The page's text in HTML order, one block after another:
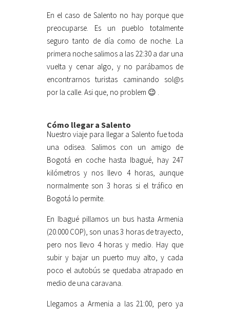
En el caso de Salento no hay porque que
preocuparse. Es un pueblo totalmente
seguro tanto de día como de noche. La
primera noche salimos a las 22:30 a dar una
vuelta y cenar algo, y no parábamos de
encontrarnos turistas caminando sol@s
por la calle. Asi que, no problem 😉 .
Cómo llegar a Salento
Nuestro viaje para llegar a Salento fue toda
una odisea. Salimos con un amigo de
Bogotá en coche hasta Ibagué, hay 247
kilómetros y nos llevo 4 horas, aunque
normalmente son 3 horas si el tráfico en
Bogotá lo permite.
En Ibagué pillamos un bus hasta Armenia
(20.000 COP), son unas 3 horas de trayecto,
pero nos llevo 4 horas y medio. Hay que
subir y bajar un puerto muy alto, y cada
poco el autobús se quedaba atrapado en
medio de una caravana.
Llegamos a Armenia a las 21:00, pero ya